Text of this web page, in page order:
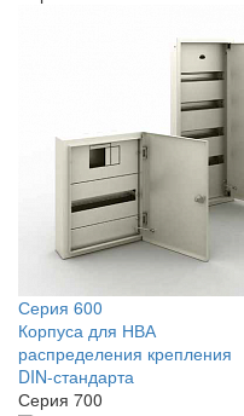
Серия 600
Корпуса для НВА
распределения крепления
DIN-стандарта
Серия 700